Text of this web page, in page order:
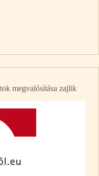
megvalósítása zajlik